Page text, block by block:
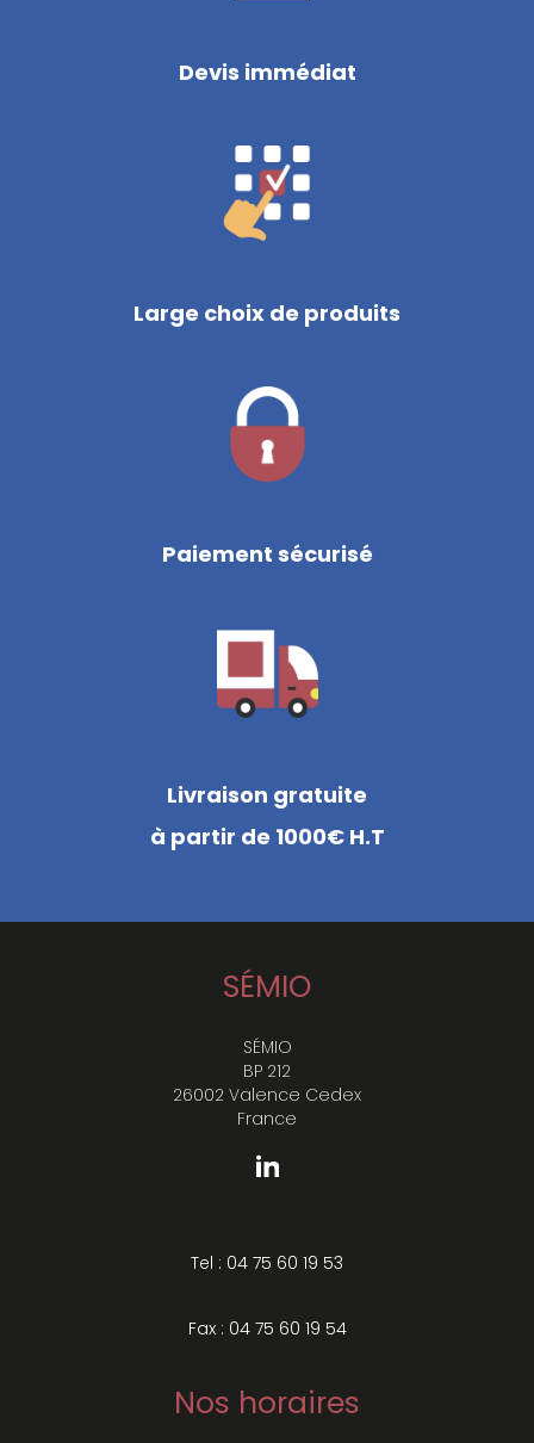
Devis immédiat
Large choix de produits
Paiement sécurisé
Livraison gratuite
à partir de 1000€ H.T
SÉMIO
SÉMIO
BP 212
26002 Valence Cedex
France
Tel : 04 75 60 19 53
Fax : 04 75 60 19 54
Nos horaires